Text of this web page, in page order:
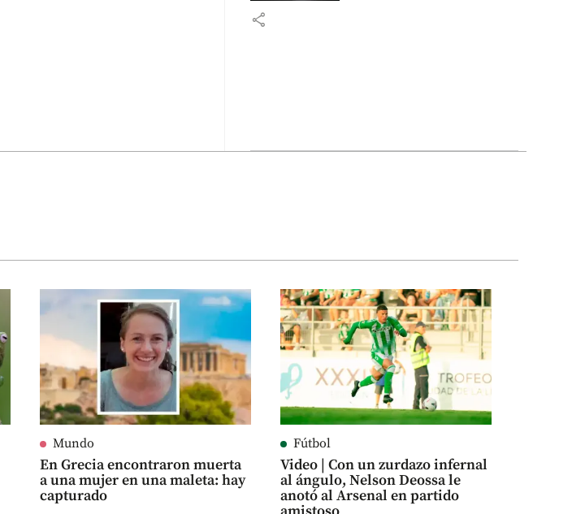
share
Mundo
En Grecia encontraron muerta
a una mujer en una maleta: hay
capturado
Fútbol
Video | Con un zurdazo infernal
al ángulo, Nelson Deossa le
anotó al Arsenal en partido